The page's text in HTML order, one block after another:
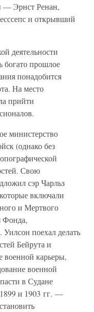
— Эрнст Ренан,
и открывший
деятельности
богато прошлое
понадобится
На место
прийти
министерство
(однако без
Свою
сэр Чарльз
включали
и Мертвого
Фонда,
поехал делать
Бейрута и
военной карьеры,
военной
в Судане
и 1903 гг. —